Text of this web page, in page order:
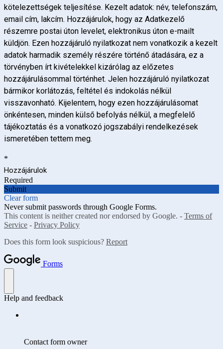
kötelezettségek teljesítése. Kezelt adatok: név, telefonszám,
email cím, lakcím. Hozzájárulok, hogy az Adatkezelő
részemre postai úton levelet, elektronikus úton e-mailt
küldjön. Ezen hozzájáruló nyilatkozat nem vonatkozik a kezelt
adatok harmadik személy részére történő átadására, ez a
törvényben írt kivételekkel kizárólag az előzetes
hozzájárulásommal történhet. Jelen hozzájáruló nyilatkozat
bármikor korlátozás, feltétel és indokolás nélkül
visszavonható. Kijelentem, hogy ezen hozzájárulásomat
önkéntesen, minden külső befolyás nélkül, a megfelelő
tájékoztatás és a vonatkozó jogszabályi rendelkezések
ismeretében tettem meg.
*
Hozzájárulok
Required
Submit
Clear form
Never submit passwords through Google Forms.
This content is neither created nor endorsed by Google. - Terms of
Service - Privacy Policy
Does this form look suspicious? Report
Forms
Help and feedback
Contact form owner